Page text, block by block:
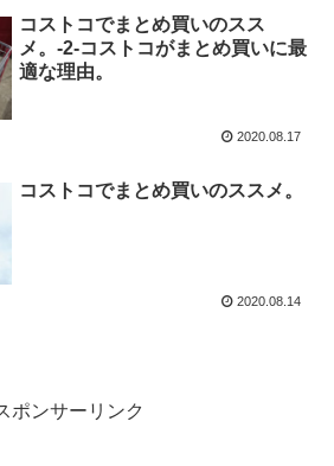
コストコでまとめ買いのスス
メ。-2-コストコがまとめ買いに最
適な理由。
2020.08.17
コストコでまとめ買いのススメ。
2020.08.14
ポンサーリンク